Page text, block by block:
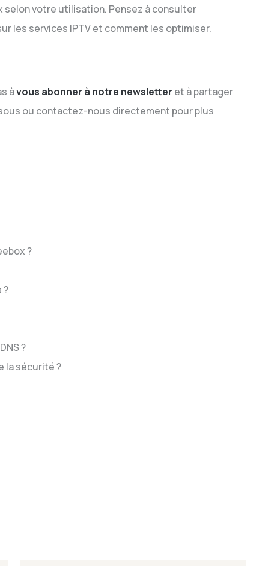
selon votre utilisation. Pensez à consulter
les services IPTV et comment les optimiser.
àvous abonner à notre newsletter et à partager
ou contactez-nous directement pour plus
?
?
?
la sécurité ?